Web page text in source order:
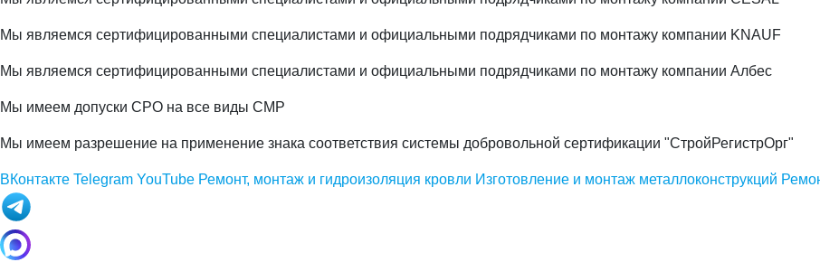
Мы являемся сертифицированными специалистами и официальными подрядчиками по монтажу компании KNAUF
Мы являемся сертифицированными специалистами и официальными подрядчиками по монтажу компании Албес
Мы имеем допуски СРО на все виды СМР
Мы имеем разрешение на применение знака соответствия системы добровольной сертификации "СтройРегистрОрг"
ВКонтакте Telegram YouTube Ремонт, монтаж и гидроизоляция кровли Изготовление и монтаж металлоконструкций